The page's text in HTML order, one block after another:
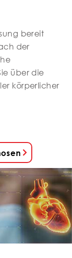
bereit
der
über die
körperlicher